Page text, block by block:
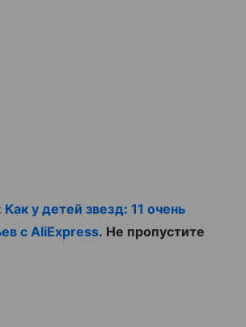
Как у детей звезд: 11 очень
с AliExpress. Не пропустите